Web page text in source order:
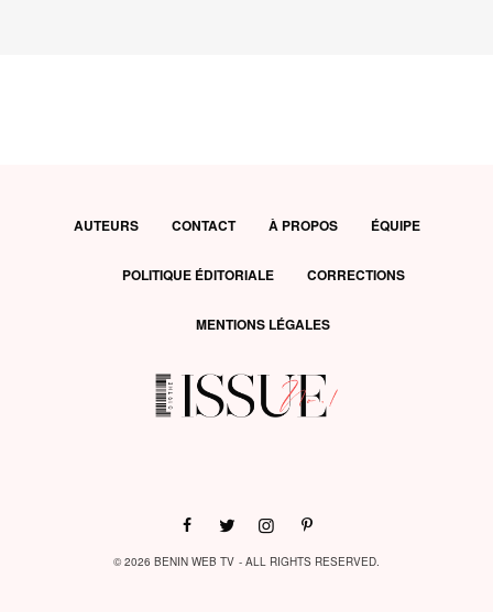
AUTEURS CONTACT À PROPOS ÉQUIPE
POLITIQUE ÉDITORIALE CORRECTIONS
MENTIONS LÉGALES
© 2026 BENIN WEB TV - ALL RIGHTS RESERVED.